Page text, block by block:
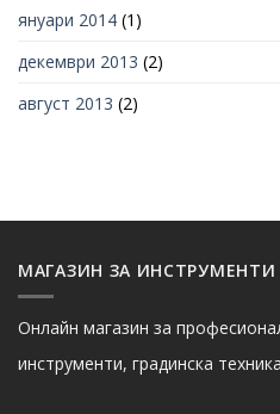
януари 2014 (1)
декември 2013 (2)
август 2013 (2)
МАГАЗИН ЗА ИНСТРУМЕНТИ
Онлайн магазин за
инструменти, градинска